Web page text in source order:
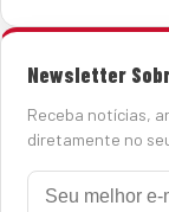
Newsletter
Receba notícias,
diretamente no
E-mail